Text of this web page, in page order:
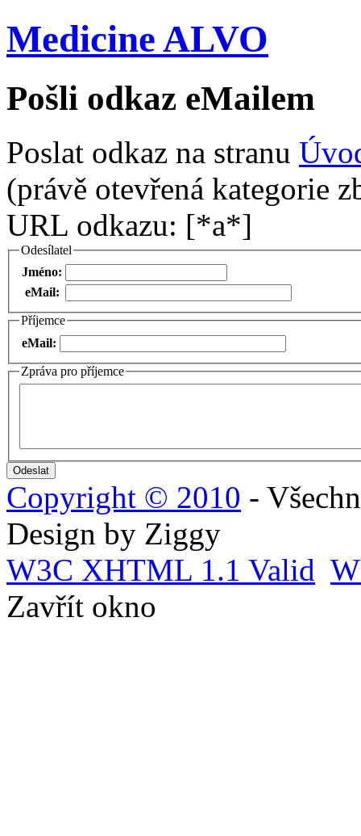
Medicine ALVO
Pošli odkaz eMailem
Poslat odkaz na stranu
(právě otevřená kategorie
URL odkazu: [*a*]
Odesílatel
Jméno:
eMail:
Příjemce
eMail:
Zpráva pro příjemce
Copyright © 2010 -
Design by Ziggy
W3C XHTML 1.1 Valid
Zavřít okno